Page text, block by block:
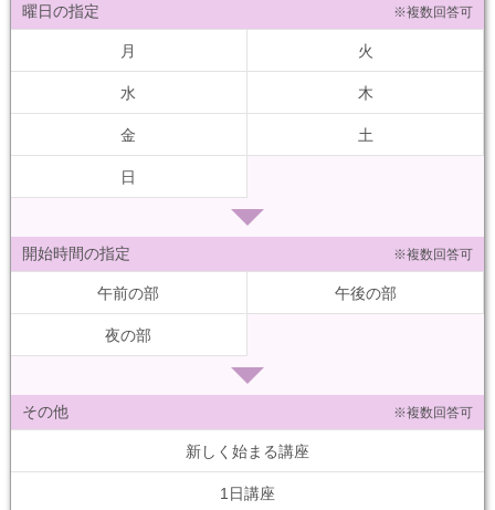
曜日の指定 ※複数回答可
月 火
水 木
金 土
日
開始時間の指定 ※複数回答可
午前の部 午後の部
夜の部
その他 ※複数回答可
新しく始まる講座
1日講座